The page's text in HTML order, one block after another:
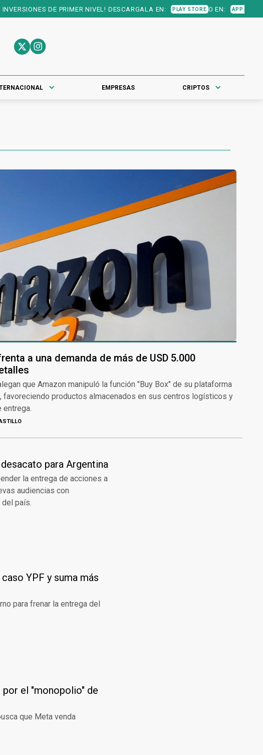
NIVEL! DESCARGALA EN: PLAY STORE O EN: APP STORE
EMPRESAS CRIPTOS
a una demanda de más de USD 5.000
que Amazon manipuló la función "Buy Box" de su plataforma
favoreciendo productos almacenados en sus centros logísticos y
para Argentina
la entrega de acciones a
audiencias con
país.
YPF y suma más
para frenar la entrega del
por el "monopolio" de
que Meta venda